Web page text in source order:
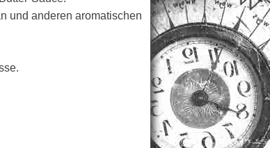
und anderen aromatischen